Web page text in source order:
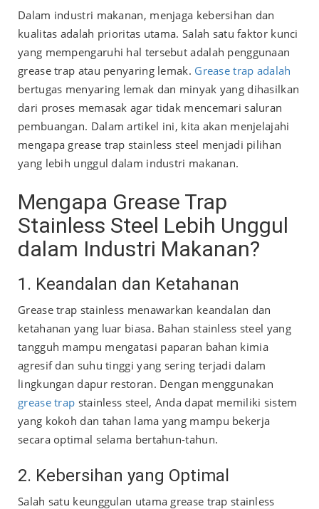
Dalam industri makanan, menjaga kebersihan dan
kualitas adalah prioritas utama. Salah satu faktor kunci
yang mempengaruhi hal tersebut adalah penggunaan
grease trap atau penyaring lemak. Grease trap adalah
bertugas menyaring lemak dan minyak yang dihasilkan
dari proses memasak agar tidak mencemari saluran
pembuangan. Dalam artikel ini, kita akan menjelajahi
mengapa grease trap stainless steel menjadi pilihan
yang lebih unggul dalam industri makanan.
Mengapa Grease Trap
Stainless Steel Lebih Unggul
dalam Industri Makanan?
1. Keandalan dan Ketahanan
Grease trap stainless menawarkan keandalan dan
ketahanan yang luar biasa. Bahan stainless steel yang
tangguh mampu mengatasi paparan bahan kimia
agresif dan suhu tinggi yang sering terjadi dalam
lingkungan dapur restoran. Dengan menggunakan
grease trap stainless steel, Anda dapat memiliki sistem
yang kokoh dan tahan lama yang mampu bekerja
secara optimal selama bertahun-tahun.
2. Kebersihan yang Optimal
Salah satu keunggulan utama grease trap stainless